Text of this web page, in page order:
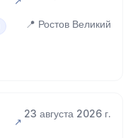
📍 Ростов Великий
23 августа 2026 г.